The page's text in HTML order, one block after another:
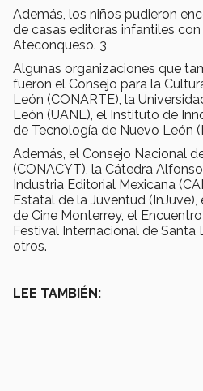
Además, los niños pudieron
de casas editoras infantiles
Ateconqueso. 3
Algunas organizaciones que
fueron el Consejo para la
León (CONARTE), la
León (UANL), el Instituto de
de Tecnología de Nuevo León
Además, el Consejo Nacional
(CONACYT), la Cátedra
Industria Editorial Mexicana
Estatal de la Juventud
de Cine Monterrey, el
Festival Internacional de Santa
otros.
LEE TAMBIÉN: